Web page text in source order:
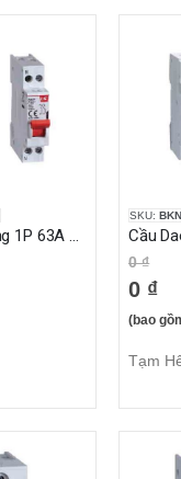
Cầu Dao Tự Động 1P 63A 6KA
SKU:
0 ₫
0 ₫
(bao
Tạm